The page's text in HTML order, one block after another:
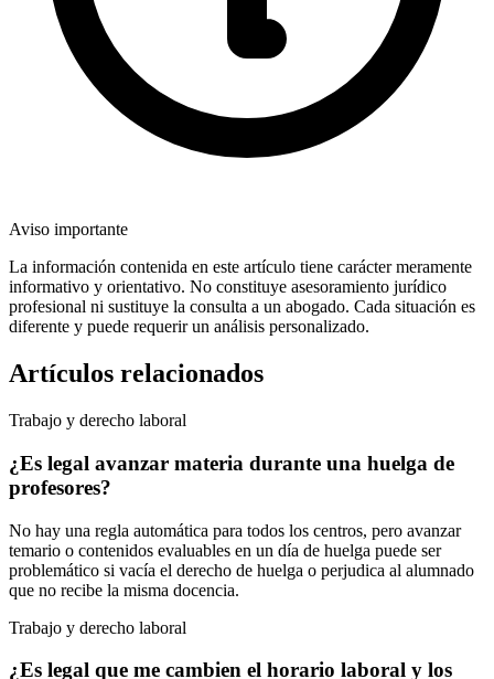
Aviso importante
La información contenida en este artículo tiene carácter meramente
informativo y orientativo. No constituye asesoramiento jurídico
profesional ni sustituye la consulta a un abogado. Cada situación es
diferente y puede requerir un análisis personalizado.
Artículos relacionados
Trabajo y derecho laboral
¿Es legal avanzar materia durante una huelga de
profesores?
No hay una regla automática para todos los centros, pero avanzar
temario o contenidos evaluables en un día de huelga puede ser
problemático si vacía el derecho de huelga o perjudica al alumnado
que no recibe la misma docencia.
Trabajo y derecho laboral
¿Es legal que me cambien el horario laboral y los